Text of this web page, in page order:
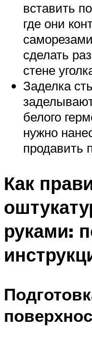
вставить
где они
сделать
стене
Заделка
белого
нужно
продавить
Как
руками: